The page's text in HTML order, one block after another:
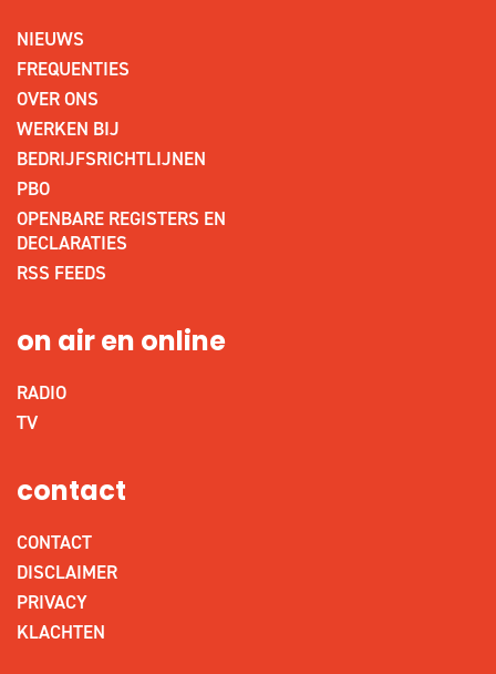
NIEUWS
FREQUENTIES
OVER ONS
WERKEN BIJ
BEDRIJFSRICHTLIJNEN
PBO
OPENBARE REGISTERS EN
DECLARATIES
RSS FEEDS
on air en online
RADIO
TV
contact
CONTACT
DISCLAIMER
PRIVACY
KLACHTEN